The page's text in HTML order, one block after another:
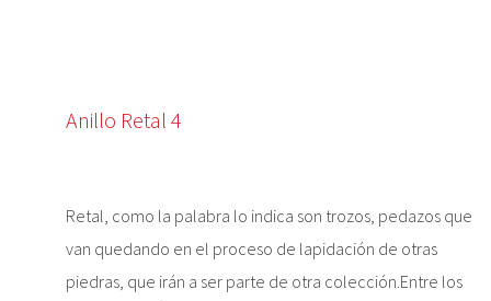
Anillo Retal 4
Retal, como la palabra lo indica son trozos, pedazos que
van quedando en el proceso de lapidación de otras
piedras, que irán a ser parte de otra colección.Entre los